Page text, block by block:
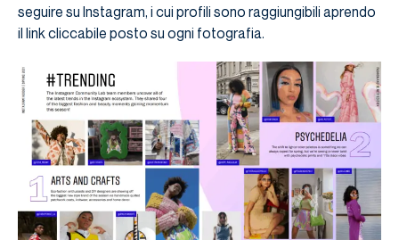
seguire su Instagram, i cui profili sono raggiungibili aprendo
il link cliccabile posto su ogni fotografia.